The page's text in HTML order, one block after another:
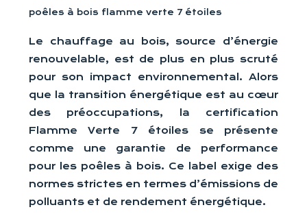
poêles à bois flamme verte 7 étoiles
Le chauffage au bois, source d’énergie
renouvelable, est de plus en plus scruté
pour son impact environnemental. Alors
que la transition énergétique est au cœur
des préoccupations, la certification
Flamme Verte 7 étoiles se présente
comme une garantie de performance
pour les poêles à bois. Ce label exige des
normes strictes en termes d’émissions de
polluants et de rendement énergétique.